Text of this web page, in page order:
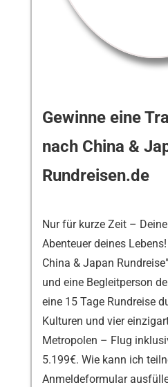
Gewinne eine
nach China &
Rundreisen.de
Nur für kurze Zeit –
Abenteuer deines
China & Japan
und eine Begleitperson
eine 15 Tage Rundreise
Kulturen und vier
Metropolen – Flug
5.199€. Wie kann ich
Anmeldeformular